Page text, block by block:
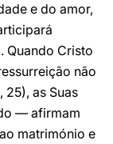
e do amor,
Quando Cristo
não
25), as Suas
— afirmam
matrimónio e